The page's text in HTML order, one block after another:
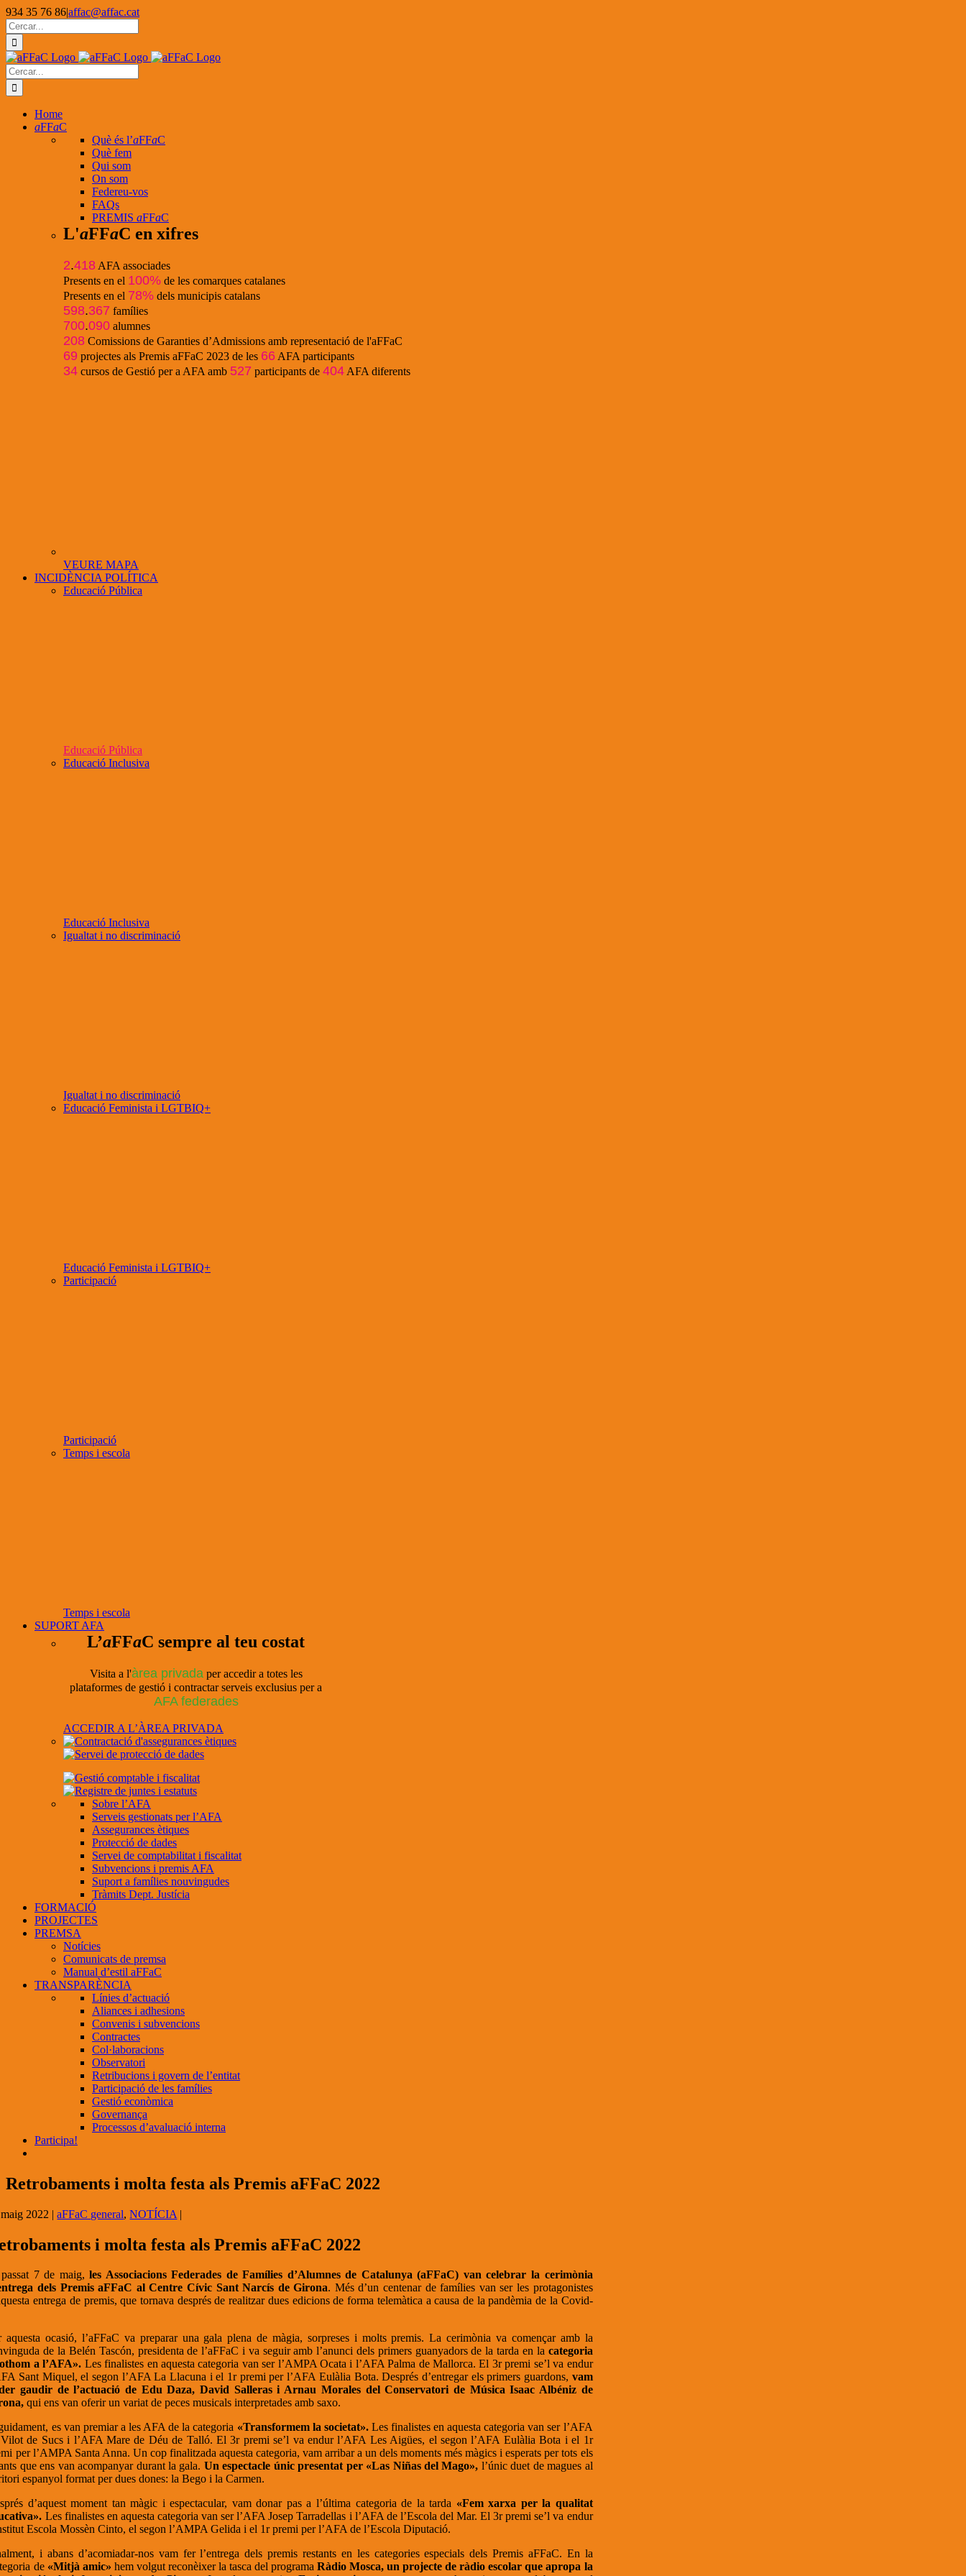
Skip
to
content
934 35 76 86|affac@affac.cat
Facebook
X
YouTube
Cerca
…
Cerca
…
Home
aFFaC
Què és l’aFFaC
Què fem
Qui som
On som
Federeu-vos
FAQs
PREMIS aFFaC
L'aFFaC en xifres
2.418 AFA associades
Presents en el 100% de les comarques catalanes
Presents en el 78% dels municipis catalans
598.367 famílies
700.090 alumnes
208 Comissions de Garanties d’Admissions amb representació de l'aFFaC
69 projectes als Premis aFFaC 2023 de les 66 AFA participants
34 cursos de Gestió per a AFA amb 527 participants de 404 AFA diferents
VEURE MAPA
INCIDÈNCIA POLÍTICA
Educació Pública
Educació Pública
Educació Inclusiva
Educació Inclusiva
Igualtat i no discriminació
Igualtat i no discriminació
Educació Feminista i LGTBIQ+
Educació Feminista i LGTBIQ+
Participació
Participació
Temps i escola
Temps i escola
SUPORT AFA
L’aFFaC sempre al teu costat
Visita a l'àrea privada per accedir a totes les
plataformes de gestió i contractar serveis exclusius per a
AFA federades
ACCEDIR A L’ÀREA PRIVADA
Sobre l’AFA
Serveis gestionats per l’AFA
Assegurances ètiques
Protecció de dades
Servei de comptabilitat i fiscalitat
Subvencions i premis AFA
Suport a famílies nouvingudes
Tràmits Dept. Justícia
FORMACIÓ
PROJECTES
PREMSA
Notícies
Comunicats de premsa
Manual d’estil aFFaC
TRANSPARÈNCIA
Línies d’actuació
Aliances i adhesions
Convenis i subvencions
Contractes
Col·laboracions
Observatori
Retribucions i govern de l’entitat
Participació de les famílies
Gestió econòmica
Governança
Processos d’avaluació interna
Participa!
Retrobaments i molta festa als Premis aFFaC 2022
2022 |aFFaC general,NOTÍCIA |
i molta festa als Premis aFFaC 2022
7 de maig,les Associacions Federades de Famílies d’Alumnes de Catalunya (aFFaC) van celebrar la cerimònia
dels Premis aFFaC al Centre Cívic Sant Narcís de Girona. Més d’un centenar de famílies van ser les protagonistes
entrega de premis, que tornava després de realitzar dues edicions de forma telemàtica a causa de la pandèmia de la Covid-
aquesta ocasió, l’aFFaC va preparar una gala plena de màgia, sorpreses i molts premis. La cerimònia va començar amb la
de la Belén Tascón, presidenta de l’aFFaC i va seguir amb l’anunci dels primers guanyadors de la tarda en la categoria
a l’AFA». Les finalistes en aquesta categoria van ser l’AMPA Ocata i l’AFA Palma de Mallorca. El 3r premi se’l va endur
Sant Miquel, el segon l’AFA La Llacuna i el 1r premi per l’AFA Eulàlia Bota. Després d’entregar els primers guardons, vam
gaudir de l’actuació de Edu Daza, David Salleras i Arnau Morales del Conservatori de Música Isaac Albéniz de
qui ens van oferir un variat de peces musicals interpretades amb saxo.
es van premiar a les AFA de la categoria «Transformem la societat». Les finalistes en aquesta categoria van ser l’AFA
de Sucs i l’AFA Mare de Déu de Talló. El 3r premi se’l va endur l’AFA Les Aigües, el segon l’AFA Eulàlia Bota i el 1r
per l’AMPA Santa Anna. Un cop finalitzada aquesta categoria, vam arribar a un dels moments més màgics i esperats per tots els
que ens van acompanyar durant la gala. Un espectacle únic presentat per «Las Niñas del Mago», l’únic duet de magues al
espanyol format per dues dones: la Bego i la Carmen.
d’aquest moment tan màgic i espectacular, vam donar pas a l’última categoria de la tarda «Fem xarxa per la qualitat
Les finalistes en aquesta categoria van ser l’AFA Josep Tarradellas i l’AFA de l’Escola del Mar. El 3r premi se’l va endur
Escola Mossèn Cinto, el segon l’AMPA Gelida i el 1r premi per l’AFA de l’Escola Diputació.
i abans d’acomiadar-nos vam fer l’entrega dels premis restants en les categories especials dels Premis aFFaC. En la
de «Mitjà amic» hem volgut reconèixer la tasca del programaRàdio Mosca, un projecte de ràdio escolar que apropa la